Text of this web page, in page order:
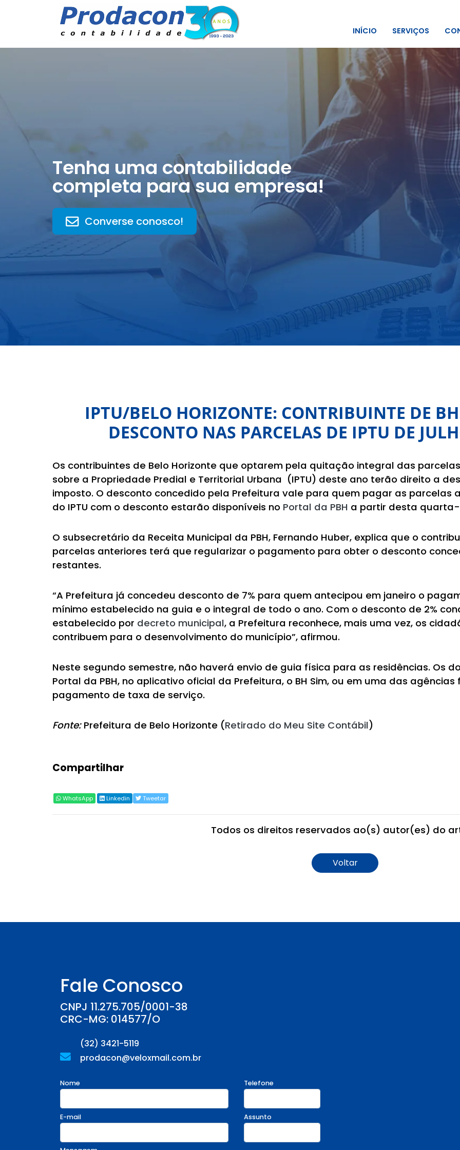
INÍCIO SERVIÇOS
Tenha uma contabilidade
completa para sua empresa!
Converse conosco!
IPTU/BELO HORIZONTE: CONTRIBUINTE DE
DESCONTO NAS PARCELAS DE IPTU DE
Os contribuintes de Belo Horizonte que optarem pela quitação integral das
sobre a Propriedade Predial e Territorial Urbana (IPTU) deste ano terão direito a
imposto. O desconto concedido pela Prefeitura vale para quem pagar as parcelas
do IPTU com o desconto estarão disponíveis no Portal da PBH a partir desta quarta-
O subsecretário da Receita Municipal da PBH, Fernando Huber, explica que o
parcelas anteriores terá que regularizar o pagamento para obter o desconto
restantes.
“A Prefeitura já concedeu desconto de 7% para quem antecipou em janeiro o
mínimo estabelecido na guia e o integral de todo o ano. Com o desconto de 2%
estabelecido por decreto municipal, a Prefeitura reconhece, mais uma vez, os
contribuem para o desenvolvimento do município”, afirmou.
Neste segundo semestre, não haverá envio de guia física para as residências. Os
Portal da PBH, no aplicativo oficial da Prefeitura, o BH Sim, ou em uma das
pagamento de taxa de serviço.
Fonte:Prefeitura de Belo Horizonte (Retirado do Meu Site Contábil)
Compartilhar
WhatsApp Linkedin Tweetar
Todos os direitos reservados ao(s) autor(es) do
Voltar
Fale Conosco
CNPJ 11.275.705/0001-38
CRC-MG: 014577/O
(32) 3421-5119
prodacon@veloxmail.com.br
Nome Telefone
E-mail Assunto